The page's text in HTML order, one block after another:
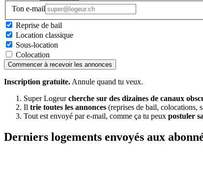
Ton e-mail
Reprise de bail
Location classique
Sous-location
Colocation
Commencer à recevoir les annonces
Inscription gratuite. Annule quand tu veux.
Super Logeurcherche sur des dizaines de canaux
Il trie toutes les annonces (reprises de bail, colocations,
Tout est envoyé par e-mail, comme ça tu peux postuler
Derniers logements envoyés aux